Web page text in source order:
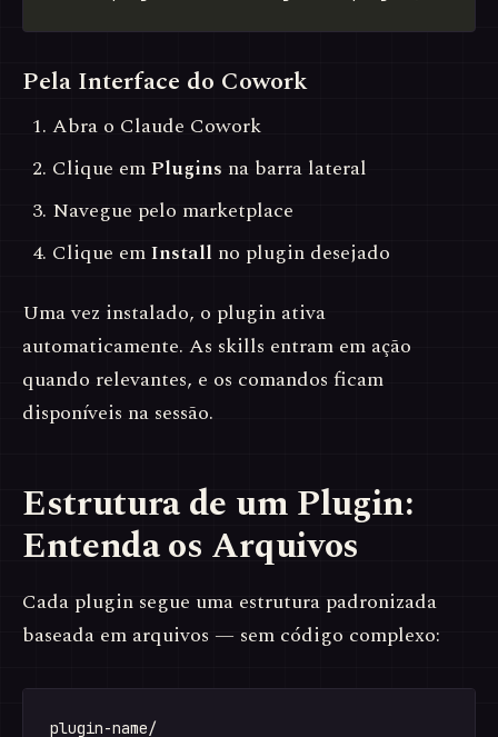
Pela Interface do Cowork
Abra o Claude Cowork
Clique emPlugins na barra lateral
Navegue pelo marketplace
Clique emInstall no plugin desejado
Uma vez instalado, o plugin ativa
automaticamente. As skills entram em ação
quando relevantes, e os comandos ficam
disponíveis na sessão.
Estrutura de um Plugin:
Entenda os Arquivos
Cada plugin segue uma estrutura padronizada
baseada em arquivos — sem código complexo:
plugin-name/